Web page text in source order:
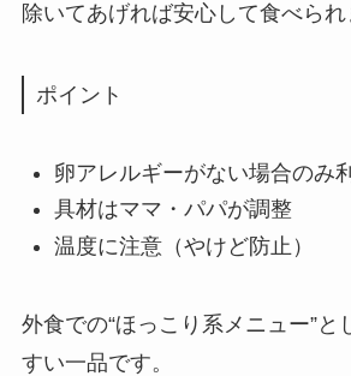
除いてあげれば安心して食べられ
ポイント
卵アレルギーがない場合のみ
具材はママ・パパが調整
温度に注意（やけど防止）
外食での“ほっこり系メニュー”と
すい一品です。